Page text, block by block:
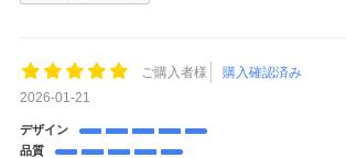
ご購入者様
購入確認済み
2026-01-21
デザイン
品質